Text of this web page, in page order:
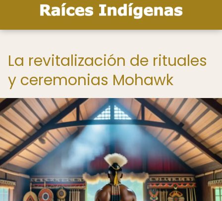
La revitalización de rituales
y ceremonias Mohawk